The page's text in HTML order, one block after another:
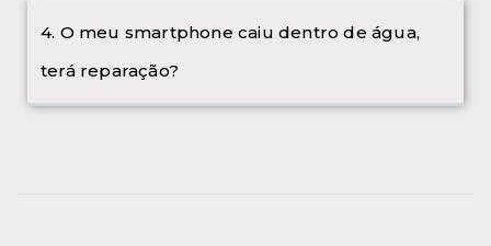
4. O meu smartphone caiu dentro de água,
terá reparação?